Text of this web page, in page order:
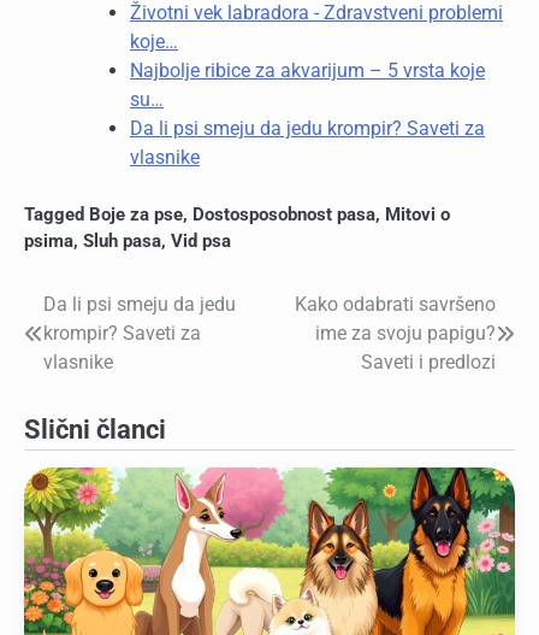
Životni vek labradora - Zdravstveni problemi
koje…
Najbolje ribice za akvarijum – 5 vrsta koje
su…
Da li psi smeju da jedu krompir? Saveti za
vlasnike
Tagged Boje za pse, Dostosposobnost pasa, Mitovi o
psima, Sluh pasa, Vid psa
Kretanje
članka
Da li psi smeju da jedu
krompir? Saveti za
vlasnike
Kako odabrati savršeno
ime za svoju papigu?
Saveti i predlozi
Slični članci